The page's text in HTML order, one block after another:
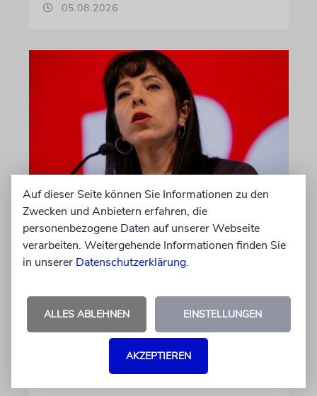
05.08.2026
WAHL ZUM ABGEORDNETENHAUS
Umfrage: Linke in Berlin auf
Platz eins
Am 20. September findet die Wahl zum
Sonntag gewählt, bekäme die Linke einer
Umfrage zufolge die größte Zustimmung.
Doch das Rennen ist knapp
05.08.2026
Auf dieser Seite können Sie Informationen zu den
Zwecken und Anbietern erfahren, die
personenbezogene Daten auf unserer Webseite
verarbeiten. Weitergehende Informationen finden Sie
in unserer Datenschutzerklärung.
ALLES ABLEHNEN EINSTELLUNGEN
AKZEPTIEREN